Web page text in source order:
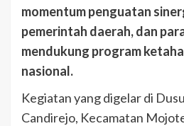
momentum penguatan
pemerintah daerah, dan
mendukung program
nasional.
Kegiatan yang digelar di
Candirejo, Kecamatan